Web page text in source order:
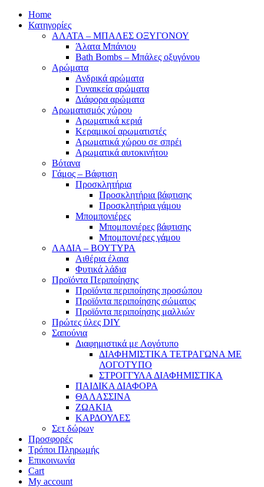
Home
Κατηγορίες
ΑΛΑΤΑ – ΜΠΑΛΕΣ ΟΞΥΓΟΝΟΥ
Άλατα Μπάνιου
Bath Bombs – Μπάλες οξυγόνου
Αρώματα
Ανδρικά αρώματα
Γυναικεία αρώματα
Διάφορα αρώματα
Αρωματισμός χώρου
Αρωματικά κεριά
Kεραμικοί αρωματιστές
Αρωματικά χώρου σε σπρέι
Aρωματικά αυτοκινήτου
Βότανα
Γάμος – Βάφτιση
Προσκλητήρια
Προσκλητήρια βάφτισης
Προσκλητήρια γάμου
Μπομπονιέρες
Μπομπονιέρες βάφτισης
Μπομπονιέρες γάμου
ΛΑΔΙΑ – ΒΟΥΤΥΡΑ
Αιθέρια έλαια
Φυτικά λάδια
Προϊόντα Περιποίησης
Προϊόντα περιποίησης προσώπου
Προϊόντα περιποίησης σώματος
Προϊόντα περιποίησης μαλλιών
Πρώτες ύλες DIY
Σαπούνια
Διαφημιστικά με Λογότυπο
ΔΙΑΦΗΜΙΣΤΙΚΑ ΤΕΤΡΑΓΩΝΑ ΜΕ
ΛΟΓΟΤΥΠΟ
ΣΤΡΟΓΓΥΛΑ ΔΙΑΦΗΜΙΣΤΙΚΑ
ΠΑΙΔΙΚΑ ΔΙΑΦΟΡΑ
ΘΑΛΑΣΣΙΝΑ
ΖΩΑΚΙΑ
ΚΑΡΔΟΥΛΕΣ
Σετ δώρων
Προσφορές
Τρόποι Πληρωμής
Επικοινωνία
Cart
My account